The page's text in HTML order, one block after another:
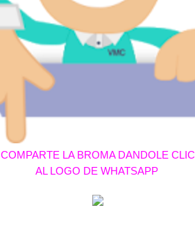
COMPARTE LA BROMA DANDOLE CLIC
AL LOGO DE WHATSAPP